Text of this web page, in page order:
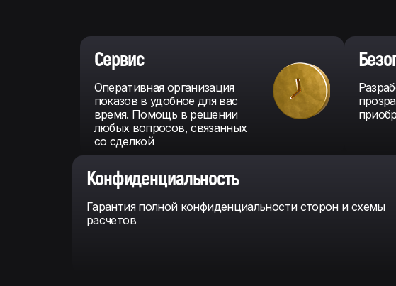
Сервис
Оперативная организация
показов в удобное для вас
время. Помощь в решении
любых вопросов, связанных
со сделкой
Конфиденциальность
Гарантия полной конфиденциальности сторон и схемы
расчетов